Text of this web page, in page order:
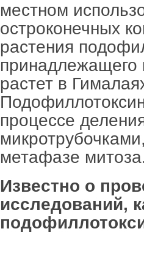
местном
остроконечных
растения
принадлежащего
растет в
процессе
метафазе
Известно о
исследований,